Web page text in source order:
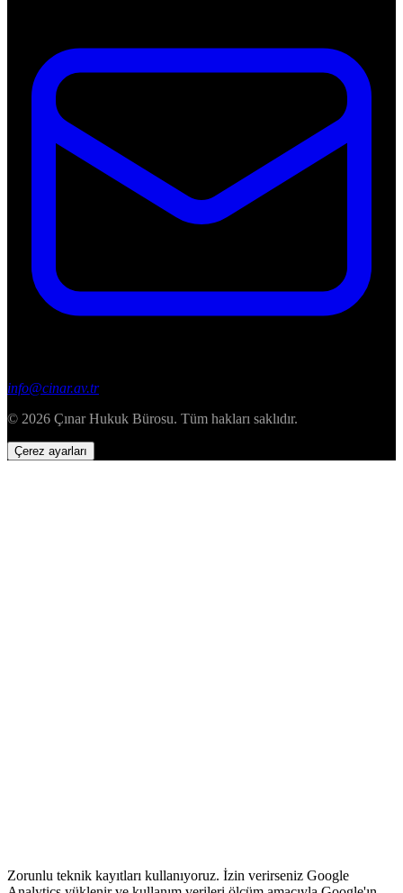
info@cinar.av.tr
© 2026 Çınar Hukuk Bürosu. Tüm hakları saklıdır.
Çerez ayarları
Zorunlu teknik kayıtları kullanıyoruz. İzin verirseniz Google